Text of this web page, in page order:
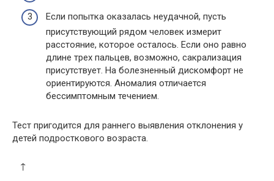
Если попытка оказалась неудачной, пусть
присутствующий рядом человек измерит
расстояние, которое осталось. Если оно равно
длине трех пальцев, возможно, сакрализация
присутствует. На болезненный дискомфорт не
ориентируются. Аномалия отличается
бессимптомным течением.
Тест пригодится для раннего выявления отклонения у
детей подросткового возраста.
↑